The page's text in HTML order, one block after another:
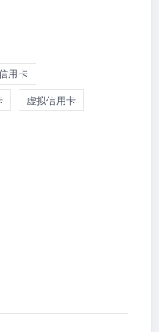
用卡
虚拟信用卡